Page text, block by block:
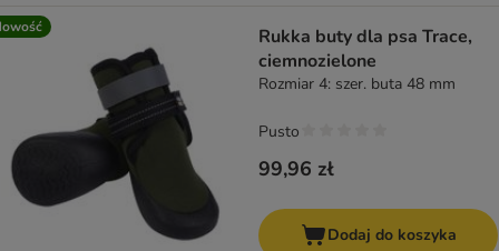
Rukka buty dla psa Trace,
ciemnozielone
Rozmiar 4: szer. buta 48 mm
99,96 zł
Pusto
Dodaj do koszyka